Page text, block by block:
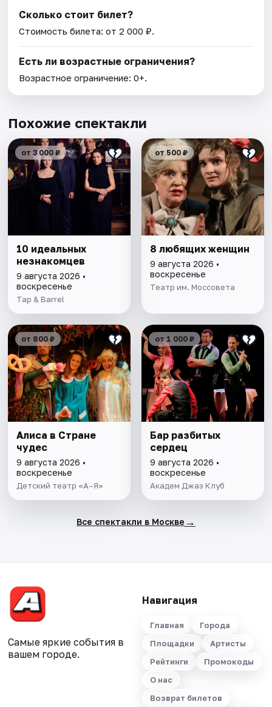
Сколько стоит билет?
Стоимость билета: от 2 000 ₽.
Есть ли возрастные ограничения?
Возрастное ограничение: 0+.
Похожие спектакли
от 3 000 ₽
10 идеальных
незнакомцев
9 августа 2026 •
воскресенье
Tap & Barrel
от 500 ₽
8 любящих женщин
9 августа 2026 •
воскресенье
Театр им. Моссовета
от 800 ₽
Алиса в Стране
чудес
9 августа 2026 •
воскресенье
Детский театр «А–Я»
от 1 000 ₽
Бар разбитых
сердец
9 августа 2026 •
воскресенье
Академ Джаз Клуб
Все спектакли в Москве →
Самые яркие события в
вашем городе.
Навигация
Главная
Города
Площадки
Артисты
Рейтинги
Промокоды
О нас
Возврат билетов